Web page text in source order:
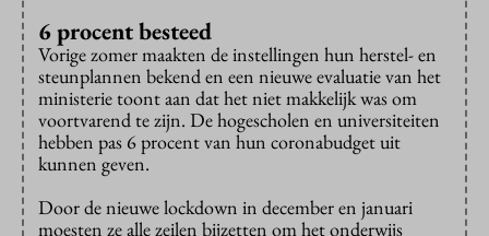
6 procent besteed
Vorige zomer maakten de instellingen hun herstel- en
steunplannen bekend en een nieuwe evaluatie van het
ministerie toont aan dat het niet makkelijk was om
voortvarend te zijn. De hogescholen en universiteiten
hebben pas 6 procent van hun coronabudget uit
kunnen geven.
Door de nieuwe lockdown in december en januari
moesten ze alle zeilen bijzetten om het onderwijs